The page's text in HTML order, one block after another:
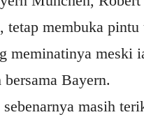
tetap membuka pintu
meminatinya meski
Bayern.
masih